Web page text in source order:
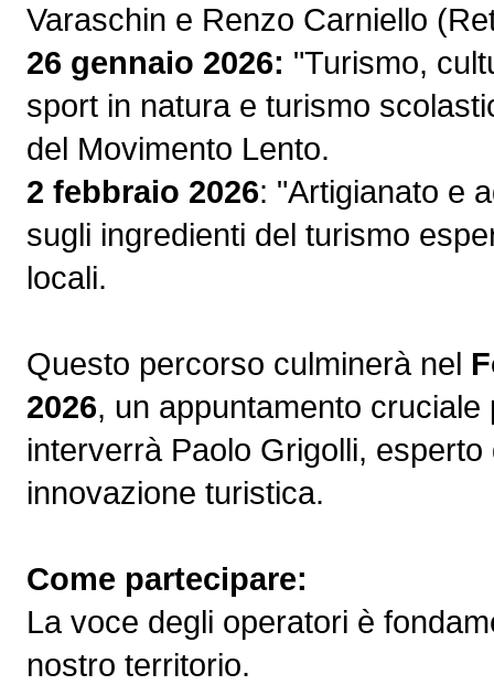
Varaschin e Renzo Carniello
26 gennaio 2026: "Turismo,
sport in natura e turismo
del Movimento Lento.
2 febbraio 2026: "Artigianato e
sugli ingredienti del turismo
locali.
Questo percorso culminerà nel
2026, un appuntamento
interverrà Paolo Grigolli,
innovazione turistica.
Come partecipare:
La voce degli operatori è
nostro territorio.